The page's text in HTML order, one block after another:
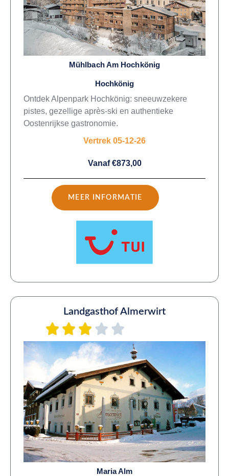
Mühlbach Am Hochkönig
Hochkönig
Ontdek Alpenpark Hochkönig: sneeuwzekere
pistes, gezellige après-ski en authentieke
Oostenrijkse gastronomie.
Vertrek 05-12-26
Vanaf €873,00
MEER INFORMATIE
Landgasthof Almerwirt
Maria Alm